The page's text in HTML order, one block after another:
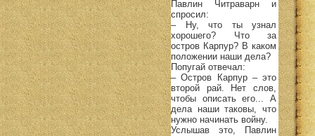
Павлин Читраварн и
спросил:
– Ну, что ты узнал
хорошего? Что за
остров Карпур? В каком
положении наши дела?
Попугай отвечал:
– Остров Карпур – это
второй рай. Нет слов,
чтобы описать его... А
дела наши таковы, что
нужно начинать войну.
Услышав это, Павлин